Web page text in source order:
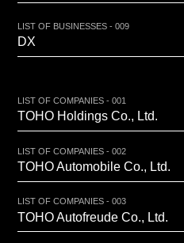
LIST OF BUSINESSES - 009
DX
LIST OF COMPANIES - 001
TOHO Holdings Co., Ltd.
LIST OF COMPANIES - 002
TOHO Automobile Co., Ltd.
LIST OF COMPANIES - 003
TOHO Autofreude Co., Ltd.